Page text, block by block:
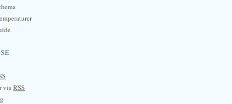
viaRSS